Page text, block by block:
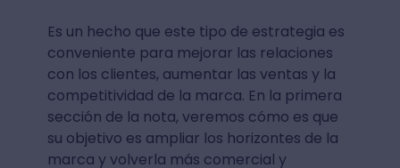
Es un hecho que este tipo de estrategia es
conveniente para mejorar las relaciones
con los clientes, aumentar las ventas y la
competitividad de la marca. En la primera
sección de la nota, veremos cómo es que
su objetivo es ampliar los horizontes de la
marca y volverla más comercial y